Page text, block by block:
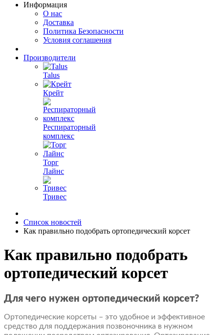
Информация
О нас
Доставка
Политика Безопасности
Условия соглашения
Производители
Talus
Крейт
Респираторный
комплекс
Торг
Лайнс
Тривес
Список новостей
Как правильно подобрать ортопедический корсет
Как правильно подобрать
ортопедический корсет
Для чего нужен ортопедический корсет?
Ортопедические корсеты – это удобное и эффективное
средство для поддержания позвоночника в нужном